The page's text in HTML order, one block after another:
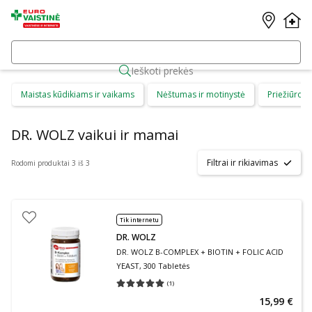
Ieškoti prekės
Maistas kūdikiams ir vaikams Nėštumas ir motinystė Priežiūros
DR. WOLZ vaikui ir mamai
Rodomi produktai 3 iš 3 Filtrai ir rikiavimas
Tik internetu
DR. WOLZ
DR. WOLZ B-COMPLEX + BIOTIN + FOLIC ACID
YEAST, 300 Tabletės
(1)
Vidutinis įvertinimas 5.00
15,99 €